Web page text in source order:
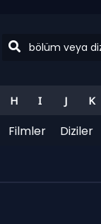
H I J K
Filmler Diziler